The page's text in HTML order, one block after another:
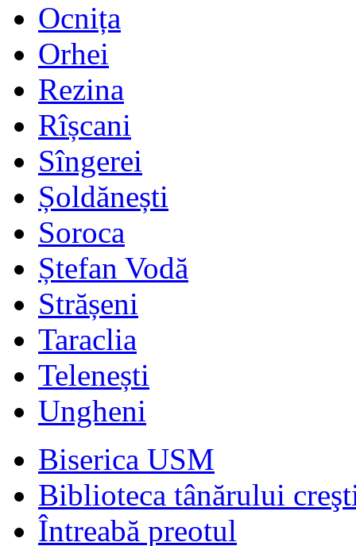
Ocnița
Orhei
Rezina
Rîșcani
Sîngerei
Șoldănești
Soroca
Ștefan Vodă
Strășeni
Taraclia
Telenești
Ungheni
Biserica USM
Biblioteca tânărului
Întreabă preotul